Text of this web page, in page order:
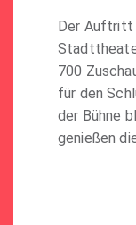
Der Auftritt
700
für den
der Bühne
genießen